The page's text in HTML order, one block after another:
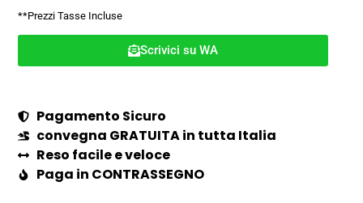
**Prezzi Tasse Incluse
Scrivici su WA
Pagamento Sicuro
convegna GRATUITA in tutta Italia
Reso facile e veloce
Paga in CONTRASSEGNO